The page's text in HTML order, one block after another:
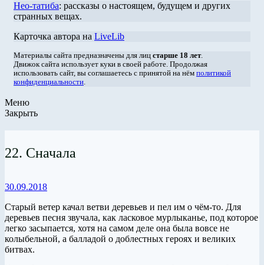
Нео-татиба: рассказы о настоящем, будущем и других
странных вещах.
Карточка автора на LiveLib
Материалы сайта предназначены для лиц старше 18 лет.
Движок сайта использует куки в своей работе. Продолжая
использовать сайт, вы соглашаетесь с принятой на нём политикой
конфиденциальности.
Меню
Закрыть
22. Сначала
30.09.2018
Старый ветер качал ветви деревьев и пел им о чём-то. Для
деревьев песня звучала, как ласковое мурлыканье, под которое
легко засыпается, хотя на самом деле она была вовсе не
колыбельной, а балладой о доблестных героях и великих
битвах.